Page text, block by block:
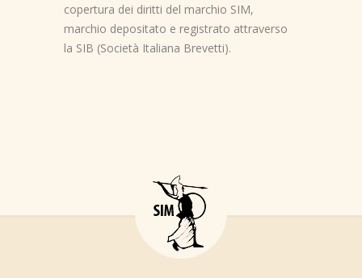
copertura dei diritti del marchio SIM,
marchio depositato e registrato attraverso
la SIB (Società Italiana Brevetti).